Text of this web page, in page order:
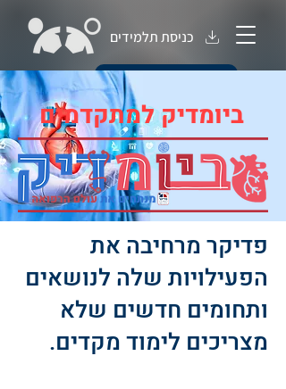
כניסת תלמידים
חנות קורסים
ביומדיק למתקדמים
פדיקר מרחיבה את
הפעילויות שלה לנושאים
ותחומים חדשים שלא
מצריכים לימוד מקדים.